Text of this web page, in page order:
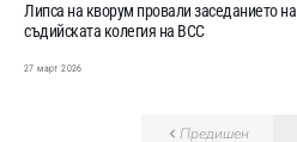
Липса на кворум провали заседанието на
съдийската колегия на ВСС
27 март 2026
Предишен